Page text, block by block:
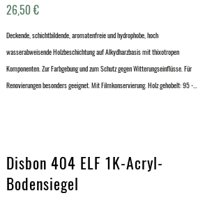
26,50€
Deckende, schichtbildende, aromatenfreie und hydrophobe, hoch
wasserabweisende Holzbeschichtung auf Alkydharzbasis mit thixotropen
Komponenten. Zur Farbgebung und zum Schutz gegen Witterungseinflüsse. Für
Renovierungen besonders geeignet. Mit Filmkonservierung. Holz gehobelt: 95 -…
Disbon 404 ELF 1K-Acryl-
Bodensiegel